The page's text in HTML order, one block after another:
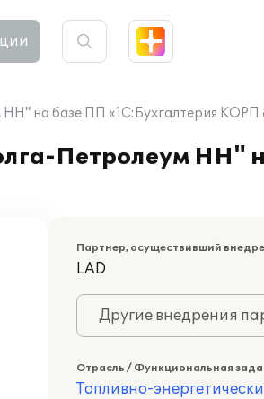
на базе ПП «1С:Бухгалтерия КОРП
Петролеум НН"
Партнер, осуществивший
LAD
Другие внедрения
Отрасль / Функциональная
Топливно-